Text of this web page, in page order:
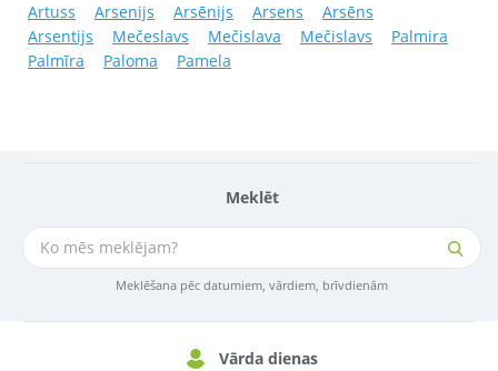
Meklēt
Meklēšana pēc datumiem, vārdiem, brīvdienām
Vārda dienas
Artuss
Arsenijs Arsēnijs Arsens
Arsēns
Arsentijs
Mečeslavs Mečislava Mečislavs
Palmira
Palmīra
Paloma Pamela